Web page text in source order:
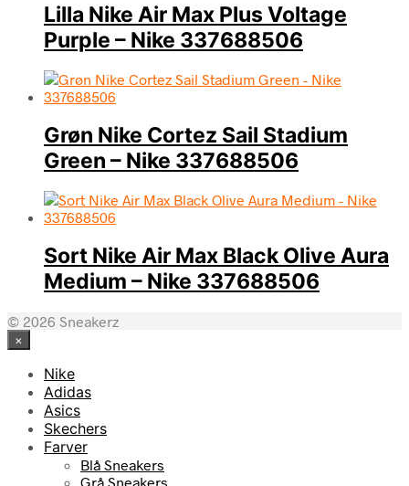
Lilla Nike Air Max Plus Voltage
Purple – Nike 337688506
Grøn Nike Cortez Sail Stadium
Green – Nike 337688506
Sort Nike Air Max Black Olive Aura
Medium – Nike 337688506
© 2026 Sneakerz
×
Nike
Adidas
Asics
Skechers
Farver
Blå Sneakers
Grå Sneakers